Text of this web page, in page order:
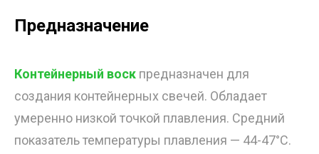
Предназначение
Контейнерный воск предназначен для
создания контейнерных свечей. Обладает
умеренно низкой точкой плавления. Средний
показатель температуры плавления — 44-47°C.